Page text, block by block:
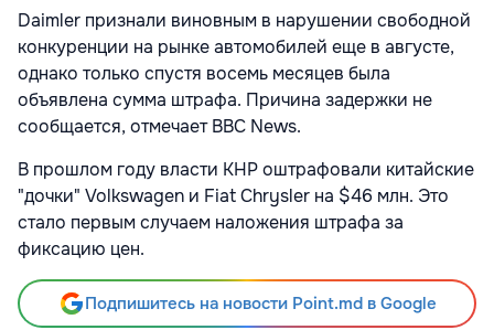
Daimler признали виновным в нарушении свободной
конкуренции на рынке автомобилей еще в августе,
однако только спустя восемь месяцев была
объявлена сумма штрафа. Причина задержки не
сообщается, отмечает BBC News.
В прошлом году власти КНР оштрафовали китайские
"дочки" Volkswagen и Fiat Chrysler на $46 млн. Это
стало первым случаем наложения штрафа за
фиксацию цен.
Подпишитесь на новости Point.md в Google